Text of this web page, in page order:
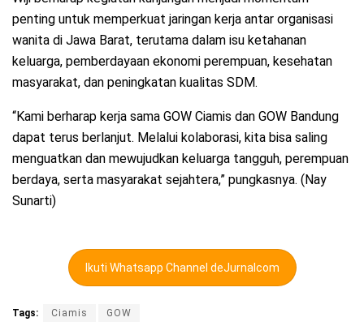
penting untuk memperkuat jaringan kerja antar organisasi
wanita di Jawa Barat, terutama dalam isu ketahanan
keluarga, pemberdayaan ekonomi perempuan, kesehatan
masyarakat, dan peningkatan kualitas SDM.
“Kami berharap kerja sama GOW Ciamis dan GOW Bandung
dapat terus berlanjut. Melalui kolaborasi, kita bisa saling
menguatkan dan mewujudkan keluarga tangguh, perempuan
berdaya, serta masyarakat sejahtera,” pungkasnya. (Nay
Sunarti)
Ikuti Whatsapp Channel deJurnalcom
Tags: Ciamis GOW